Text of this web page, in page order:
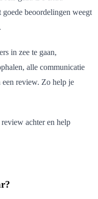
beoordelingen weegt
in zee te gaan,
alle communicatie
een review. Zo help je
achter en help